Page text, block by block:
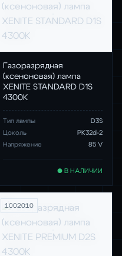
Газоразрядная
(ксеноновая) лампа
XENITE STANDARD D1S
4300K
Тип лампы
D3S
Цоколь
PK32d-2
Напряжение
85 V
● В НАЛИЧИИ
1002010